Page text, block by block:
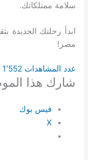
سلامة ممتلكاتك.
ابدأ رحلتك
مصر!
عدد المشاهدات 1٬552
شارك هذا
فيس بوك
X